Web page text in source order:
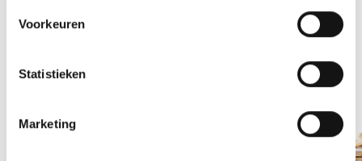
Voorkeuren
Statistieken
Marketing
Terug naar overzicht